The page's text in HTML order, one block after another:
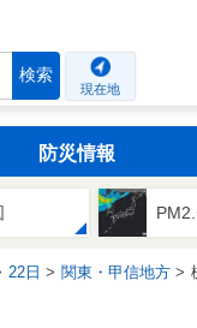
検索
現在地
防災情報
22日 関東・甲信地方